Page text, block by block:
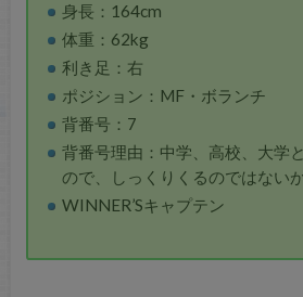
身長：164cm
体重：62kg
利き足：右
ポジション：MF・ボランチ
背番号：7
背番号理由：中学、高校、大学
ので、しっくりくるのではない
WINNER’Sキャプテン